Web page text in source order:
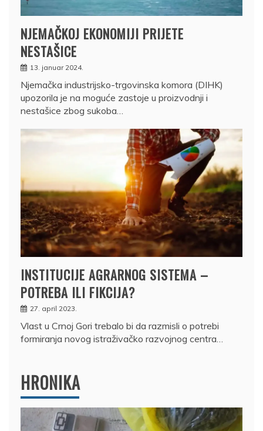
NJEMAČKOJ EKONOMIJI PRIJETE
NESTAŠICE
13. januar 2024.
Njemačka industrijsko-trgovinska komora (DIHK)
upozorila je na moguće zastoje u proizvodnji i
nestašice zbog sukoba…
INSTITUCIJE AGRARNOG SISTEMA –
POTREBA ILI FIKCIJA?
27. april 2023.
Vlast u Crnoj Gori trebalo bi da razmisli o potrebi
formiranja novog istraživačko razvojnog centra…
HRONIKA